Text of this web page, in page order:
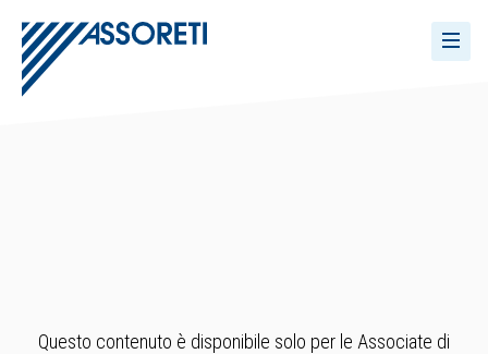
Questo contenuto è disponibile solo per le Associate di